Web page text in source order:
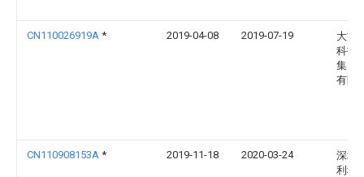
CN110026919A * 2019-04-08 2019-07-19
大族
科技
集团
有限
CN110908153A * 2019-11-18 2020-03-24
深圳
利科